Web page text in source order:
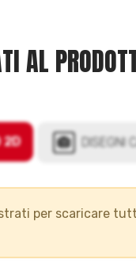
AL
per scaricare